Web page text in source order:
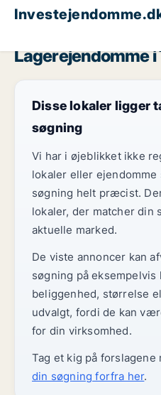
Lagerejendomme i
Disse lokaler ligger
søgning
Vi har i øjeblikket ikke
lokaler eller ejendomme
søgning helt præcist.
lokaler, der matcher din
aktuelle marked.
De viste annoncer kan
søgning på eksempelvis
beliggenhed, størrelse
udvalgt, fordi de kan
for din virksomhed.
Tag et kig på
din søgning forfra her.